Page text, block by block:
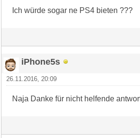
Ich würde sogar ne PS4 bieten ???
iPhone5s
26.11.2016, 20:09
Naja Danke für nicht helfende